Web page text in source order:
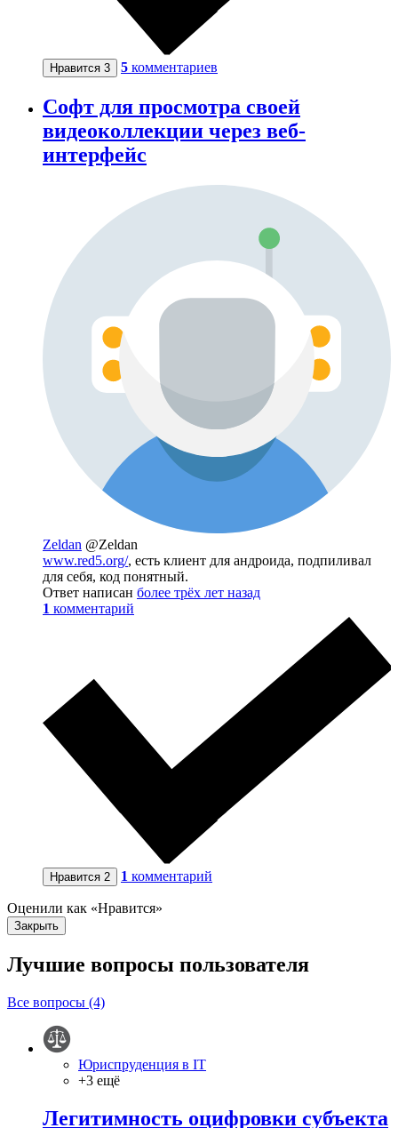
Нравится 3 5 комментариев
Софт для просмотра своей
видеоколлекции через веб-
интерфейс
Zeldan @Zeldan
www.red5.org/, есть клиент для андроида, подпиливал
для себя, код понятный.
Ответ написан более трёх лет назад
1 комментарий
Нравится 2 1 комментарий
Оценили как «Нравится»
Закрыть
Лучшие вопросы пользователя
Все вопросы (4)
Юриспруденция в IT
+3 ещё
Легитимность оцифровки субъекта